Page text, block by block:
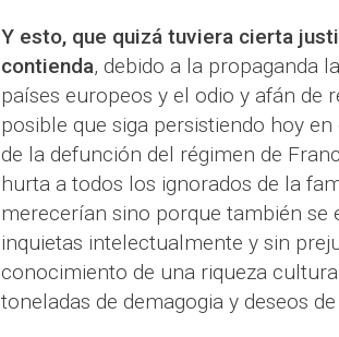
Y esto, que quizá tuviera cierta
contienda, debido a la propaganda
países europeos y el odio y afán de
posible que siga persistiendo hoy
de la defunción del régimen de
hurta a todos los ignorados de la
merecerían sino porque también se
inquietas intelectualmente y sin
conocimiento de una riqueza
toneladas de demagogia y deseos